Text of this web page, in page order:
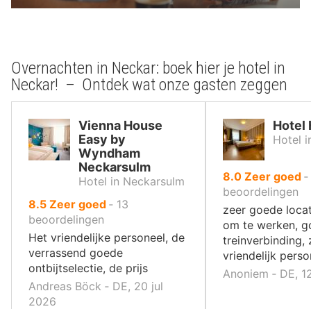
Overnachten in Neckar: boek hier je hotel in
Neckar! – Ontdek wat onze gasten zeggen
Vienna House
Easy by
Wyndham
Neckarsulm
Hotel in Neckarsulm
8.5uit
10
,
Zeer goed ‐ 13
beoordelingen
Het vriendelijke personeel, de
verrassend goede
ontbijtselectie, de prijs
Andreas Böck ‐ DE, 20 jul
2026
Hotel
Hotel
8.0uit
10
,
Zeer goed ‐
beoordelingen
zeer goede
om te werken,
treinverbinding,
vriendelijk
Anoniem ‐ DE,